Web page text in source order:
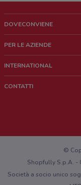
DOVECONVIENE
Chi siamo
Lavora con noi
PER LE AZIENDE
Richieste commerciali e
INTERNATIONAL
CONTATTI
Hai un
©
Shopfully S.p.A. -
Società a socio unico